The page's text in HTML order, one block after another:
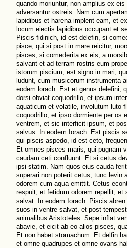
quando moriuntur, non amplius ex
adversantur ostreis. Nam cum
lapidibus et harena implent eam, et
locum eiectis lapidibus occupant et
Piscis fidinich, id est delefin, si
pisce, qui si post in mare reicitur,
pisces, si comederita ex eis, a
salvant et ad terram rostris eum
istorum piscium, est signo in mari,
ludunt, cum musicorum instrumenta
eodem lorach: Est et genus delefini,
dorsi obviat coquodrillo, et ipsum
aquaticum et volatile, involutum luto
coquodrillo, et ipso dormiente per os
ventrem, et sic interficit ipsum, et
salvus. In eodem Iorach: Est piscis
qui piscis aspedo, id est ceto,
Et omnes pisces maris, qui pugnam
caudam ceti confluunt. Et si cetus
ipsi statim. Nam quos eius cauda
superari non poterit cetus, tunc levin
odorem cum aqua emittit. Cetus
respuit, et fetidum odorem repellit,
salvat. In eodem Iorach: Piscis
suos in ventre salvat, et post
animalibus Aristoteles: Sepe inflat
abavie, et eicit ab eo alios pisces,
Et non habet stomachum. Et delfin
et omne quadrupes et omne ovans